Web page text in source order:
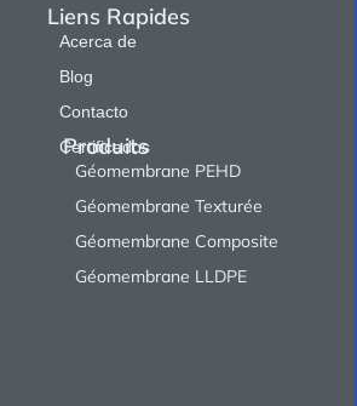
Liens Rapides
Acerca de
Blog
Contacto
Certificados
Produits
Géomembrane PEHD
Géomembrane Texturée
Géomembrane Composite
Géomembrane LLDPE